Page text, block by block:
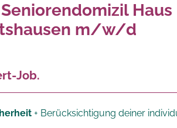
Haus
m/w/d
Job.
+ Berücksichtigung deiner